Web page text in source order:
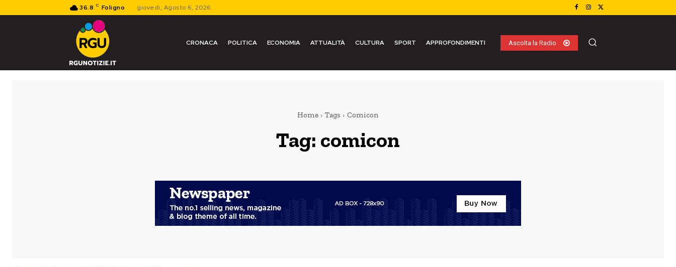
36.8 C Foligno giovedì, Agosto 6, 2026
CRONACA POLITICA ECONOMIA ATTUALITÀ CULTURA SPORT APPROFONDIMENTI Ascolta la Radio
Home Tags Comicon
Tag: comicon